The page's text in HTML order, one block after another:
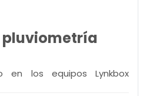
pluviometría
en los equipos Lynkbox